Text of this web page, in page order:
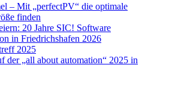
– Mit „perfectPV“ die optimale
finden
20 Jahre SIC! Software
in Friedrichshafen 2026
2025
der „all about automation“ 2025 in